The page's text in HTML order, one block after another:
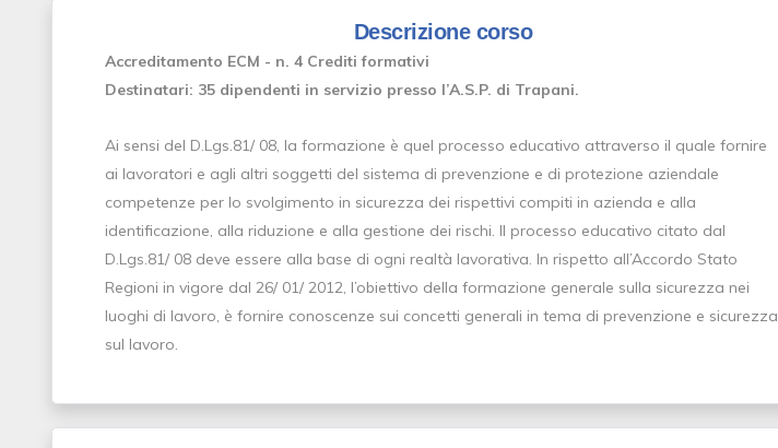
Descrizione corso
Accreditamento ECM - n. 4 Crediti formativi
Destinatari: 35 dipendenti in servizio presso l’A.S.P. di Trapani.
Ai sensi del D.Lgs.81/ 08, la formazione è quel processo educativo attraverso il quale fornire
ai lavoratori e agli altri soggetti del sistema di prevenzione e di protezione aziendale
competenze per lo svolgimento in sicurezza dei rispettivi compiti in azienda e alla
identificazione, alla riduzione e alla gestione dei rischi. Il processo educativo citato dal
D.Lgs.81/ 08 deve essere alla base di ogni realtà lavorativa. In rispetto all’Accordo Stato
Regioni in vigore dal 26/ 01/ 2012, l’obiettivo della formazione generale sulla sicurezza nei
luoghi di lavoro, è fornire conoscenze sui concetti generali in tema di prevenzione e sicurezza
sul lavoro.